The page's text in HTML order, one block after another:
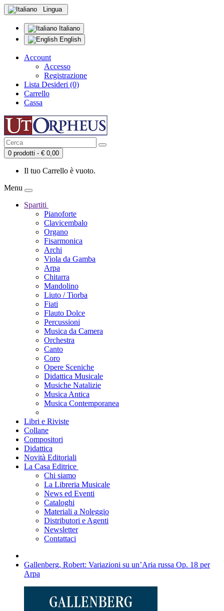
Lingua
Italiano
English
Account
Accesso
Registrazione
Lista Desideri (0)
Carrello
Cassa
0 prodotti - € 0,00
Il tuo Carrello è vuoto.
Menu
Spartiti
Pianoforte
Clavicembalo
Organo
Fisarmonica
Archi
Viola da Gamba
Arpa
Chitarra
Mandolino
Liuto / Tiorba
Fiati
Flauto Dolce
Percussioni
Musica da Camera
Orchestra
Canto
Coro
Opere Sceniche
Didattica Musicale
Musiche Natalizie
Musica Antica
Musica Contemporanea
Libri e Riviste
Collane
Compositori
Didattica
Novità Editoriali
La Casa Editrice
Chi siamo
La Libreria Musicale
News ed Eventi
Cataloghi
Materiali a Noleggio
Distributori e Agenti
Newsletter
Contattaci
Gallenberg, Robert: Variazioni su un’Aria russa Op. 18 per
Arpa